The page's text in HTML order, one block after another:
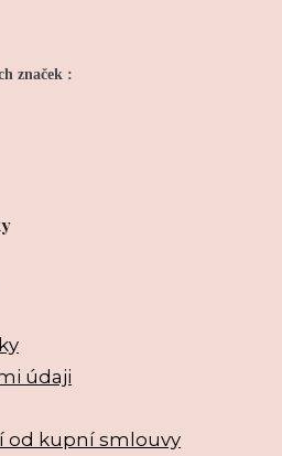
značek :
údaji
od kupní smlouvy